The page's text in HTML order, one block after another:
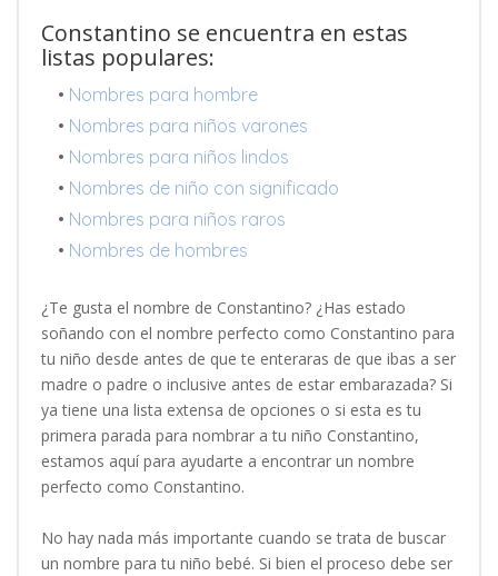
Constantino se encuentra en estas
listas populares:
• Nombres para hombre
• Nombres para niños varones
• Nombres para niños lindos
• Nombres de niño con significado
• Nombres para niños raros
• Nombres de hombres
¿Te gusta el nombre de Constantino? ¿Has estado
soñando con el nombre perfecto como Constantino para
tu niño desde antes de que te enteraras de que ibas a ser
madre o padre o inclusive antes de estar embarazada? Si
ya tiene una lista extensa de opciones o si esta es tu
primera parada para nombrar a tu niño Constantino,
estamos aquí para ayudarte a encontrar un nombre
perfecto como Constantino.
No hay nada más importante cuando se trata de buscar
un nombre para tu niño bebé. Si bien el proceso debe ser